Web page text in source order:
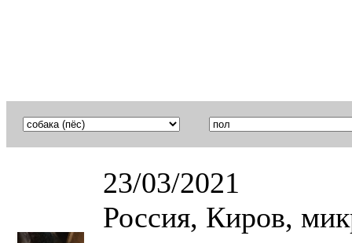
23/03/2021
Россия, Киров,